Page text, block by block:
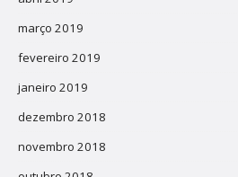
março 2019
fevereiro 2019
janeiro 2019
dezembro 2018
novembro 2018